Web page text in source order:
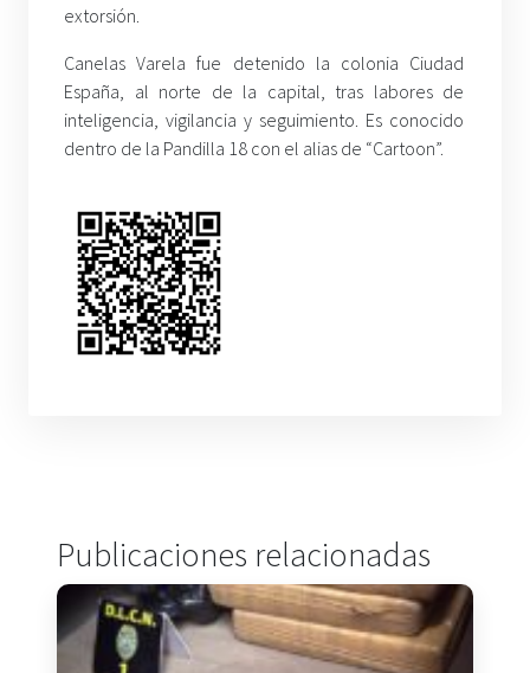
extorsión.
Canelas Varela fue detenido la colonia Ciudad
España, al norte de la capital, tras labores de
inteligencia, vigilancia y seguimiento. Es conocido
dentro de la Pandilla 18 con el alias de “Cartoon”.
Publicaciones relacionadas